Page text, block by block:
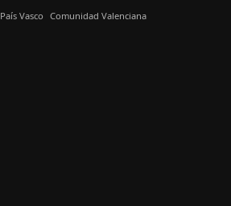
País Vasco Comunidad Valenciana